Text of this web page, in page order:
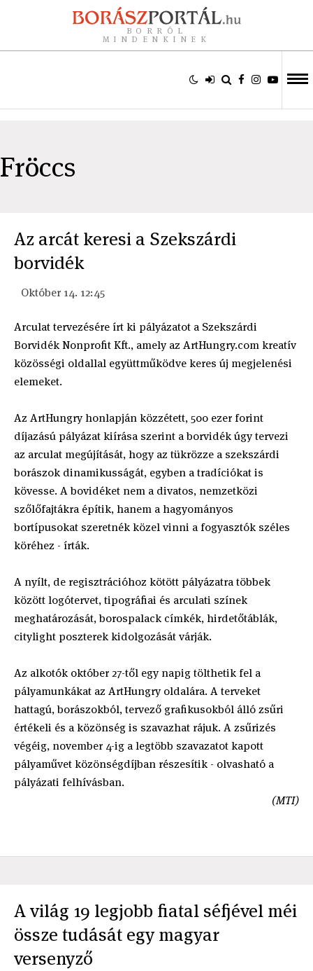
BORRÓL
MINDENKINEK
Fröccs
Az arcát keresi a Szekszárdi
borvidék
Október 14. 12:45
Arculat tervezésére írt ki pályázatot a Szekszárdi
Borvidék Nonprofit Kft., amely az ArtHungry.com kreatív
közösségi oldallal együttműködve keres új megjelenési
elemeket.
Az ArtHungry honlapján közzétett, 500 ezer forint
díjazású pályázat kiírása szerint a borvidék úgy tervezi
az arculat megújítását, hogy az tükrözze a szekszárdi
borászok dinamikusságát, egyben a tradíciókat is
kövesse. A bovidéket nem a divatos, nemzetközi
szőlőfajtákra építik, hanem a hagyományos
bortípusokat szeretnék közel vinni a fogyasztók széles
köréhez - írták.
A nyílt, de regisztrációhoz kötött pályázatra többek
között logótervet, tipográfiai és arculati színek
meghatározását, borospalack címkék, hirdetőtáblák,
citylight poszterek kidolgozását várják.
Az alkotók október 27-től egy napig tölthetik fel a
pályamunkákat az ArtHungry oldalára. A terveket
hattagú, borászokból, tervező grafikusokból álló zsűri
értékeli és a közönség is szavazhat rájuk. A zsűrizés
végéig, november 4-ig a legtöbb szavazatot kapott
pályaművet közönségdíjban részesítik - olvasható a
pályázati felhívásban.
(MTI)
A világ 19 legjobb fiatal séfjével méi
össze tudását egy magyar
versenyző